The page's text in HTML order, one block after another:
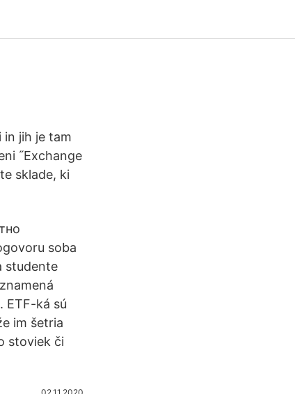
in jih je tam
˝Exchange
sklade, ki
soba
studente
ETF-ká sú
im šetria
stoviek či